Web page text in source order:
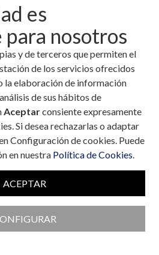
es
nosotros
y de terceros que permiten el
de los servicios ofrecidos
la elaboración de información
de sus hábitos de
Aceptarconsiente expresamente
Si desea rechazarlas o adaptar
Configuración de cookies. Puede
en nuestra Política de Cookies.
ACEPTAR
Ya realizadas
y salud mental
nuestro directo en Instagram
y Salud mental, puedes verlo
tus dudas de la mano del Dr.
Morales, experto en endocrinología